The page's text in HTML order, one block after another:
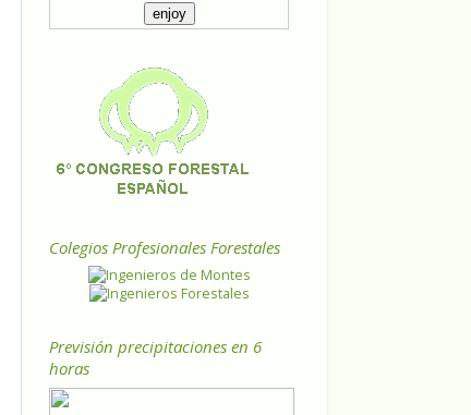
Colegios Profesionales Forestales
Previsión precipitaciones en 6
horas